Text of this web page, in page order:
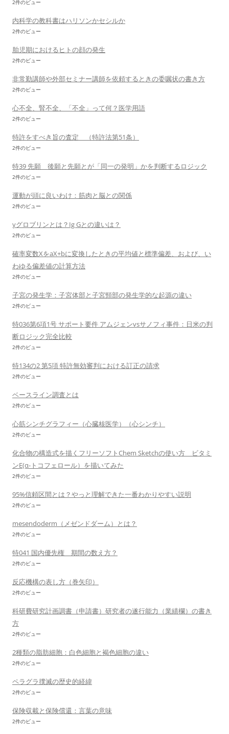
2件のビュー
内科学の教科書はハリソンかセシルか
2件のビュー
胎児期におけるヒトの顔の発生
2件のビュー
非常勤講師や外部セミナー講師を依頼するときの委嘱状の書き方
2件のビュー
心不全、腎不全、「不全」って何？医学用語
2件のビュー
特許をすべき旨の査定 （特許法第51条）
2件のビュー
特39 先願 後願と先願とが「同一の発明」かを判断するロジック
2件のビュー
運動が頭に良いわけ：筋肉と脳との関係
2件のビュー
γグロブリンとは？Ig Gとの違いは？
2件のビュー
確率変数XをaX+bに変換したときの平均値と標準偏差、および、い
わゆる偏差値の計算方法
2件のビュー
子宮の発生学：子宮体部と子宮頸部の発生学的な起源の違い
2件のビュー
特036第6項1号 サポート要件 アムジェンvsサノフィ事件：日米の判
断ロジック完全比較
2件のビュー
特134の2 第5項 特許無効審判における訂正の請求
2件のビュー
ベースライン調査とは
2件のビュー
心筋シンチグラフィー（心臓核医学）（心シンチ）
2件のビュー
化合物の構造式を描くフリーソフトChem Sketchの使い方 ビタミ
ンE(α-トコフェロール）を描いてみた
2件のビュー
95%信頼区間とは？やっと理解できた一番わかりやすい説明
2件のビュー
mesendoderm（メゼンドダーム）とは？
2件のビュー
特041 国内優先権 期間の数え方？
2件のビュー
反応機構の表し方（巻矢印）
2件のビュー
科研費研究計画調書（申請書）研究者の遂行能力（業績欄）の書き
方
2件のビュー
2種類の脂肪細胞：白色細胞と褐色細胞の違い
2件のビュー
ペラグラ撲滅の歴史的経緯
2件のビュー
保険収載と保険償還：言葉の意味
2件のビュー